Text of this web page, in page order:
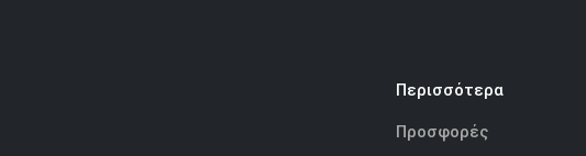
Περισσότερα
Προσφορές